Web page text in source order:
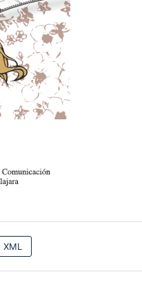
XML